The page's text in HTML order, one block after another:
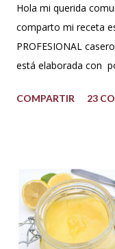
Hola mi querida
comparto mi receta
PROFESIONAL
está elaborada con
que le aportan a la
maíz o miel de Karo
Glucosa, la misma
ml de goma
de manteca blanca
COMPARTIR 23